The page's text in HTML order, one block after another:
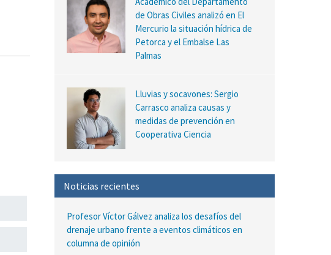
de Obras Civiles analizó en El
Mercurio la situación hídrica de
Petorca y el Embalse Las
Palmas
Lluvias y socavones: Sergio
Carrasco analiza causas y
medidas de prevención en
Cooperativa Ciencia
Noticias recientes
Profesor Víctor Gálvez analiza los desafíos del
drenaje urbano frente a eventos climáticos en
columna de opinión